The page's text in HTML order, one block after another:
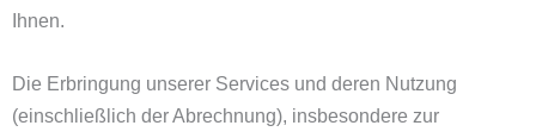
Ihnen.
Die Erbringung unserer Services und deren Nutzung
(einschließlich der Abrechnung), insbesondere zur